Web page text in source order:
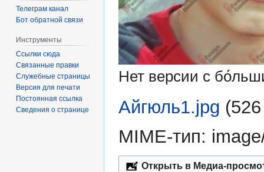
Нет версии с
Айгюль1.jpg
MIME-тип:
Открыть в Медиа-
Телеграм канал
Бот обратной связи
Инструменты
Ссылки сюда
Связанные правки
Служебные страницы
Версия для печати
Постоянная ссылка
Сведения о странице